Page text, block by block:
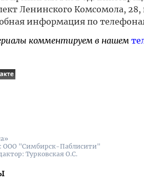
Ленинского Комсомола,
информация по
комментируем в нашем
ООО "Симбирск-Паблисити"
Турковская О.С.